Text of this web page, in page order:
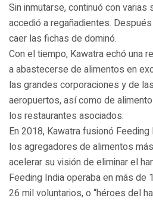
Sin inmutarse, continuó con varias
accedió a regañadientes.
caer las fichas de dominó.
Con el tiempo, Kawatra echó una
a abastecerse de alimentos en
las grandes corporaciones y de
aeropuertos, así como de
los restaurantes asociados.
En 2018, Kawatra fusionó
los agregadores de alimentos
acelerar su visión de eliminar el
Feeding India operaba en más de
26 mil voluntarios, o “héroes del